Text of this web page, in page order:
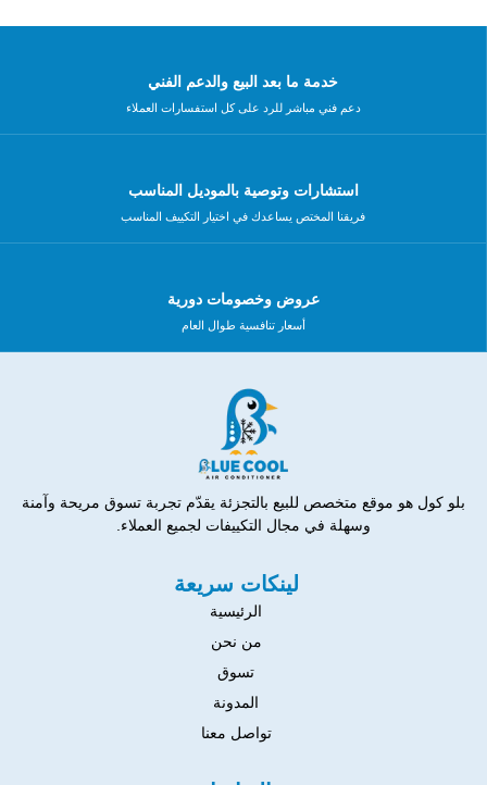
خدمة ما بعد البيع والدعم الفني
دعم فني مباشر للرد على كل استفسارات العملاء
استشارات وتوصية بالموديل المناسب
فريقنا المختص يساعدك في اختيار التكييف المناسب
عروض وخصومات دورية
أسعار تنافسية طوال العام
بلو كول هو موقع متخصص للبيع بالتجزئة يقدّم تجربة تسوق مريحة وآمنة
وسهلة في مجال التكييفات لجميع العملاء.
لينكات سريعة
الرئيسية
من نحن
تسوق
المدونة
تواصل معنا